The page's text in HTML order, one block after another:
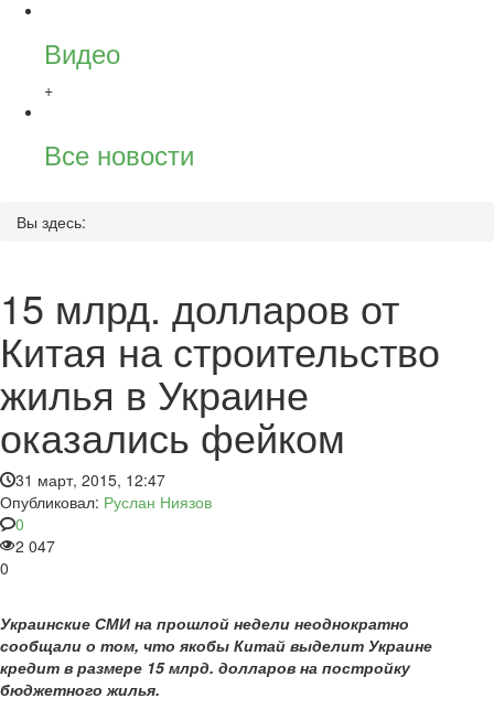
Видео
+
Все новости
Вы здесь:
15 млрд. долларов от
Китая на строительство
жилья в Украине
оказались фейком
31 март, 2015, 12:47
Опубликовал: Руслан Ниязов
0
2 047
0
Украинские СМИ на прошлой недели неоднократно
сообщали о том, что якобы Китай выделит Украине
кредит в размере 15 млрд. долларов на постройку
бюджетного жилья.